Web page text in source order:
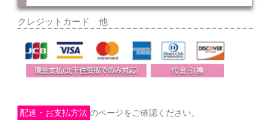
クレジットカード 他
配送・お支払方法 のページをご確認ください。